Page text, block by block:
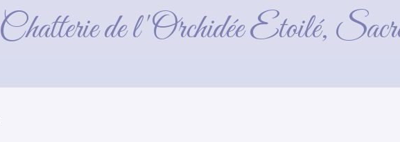
Chatterie de l'Orchidée Etoilé,